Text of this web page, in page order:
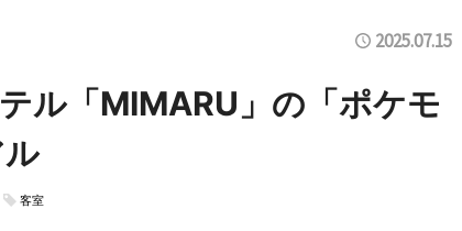
2025.07.15
ル「MIMARU」の「ポケモ
客室